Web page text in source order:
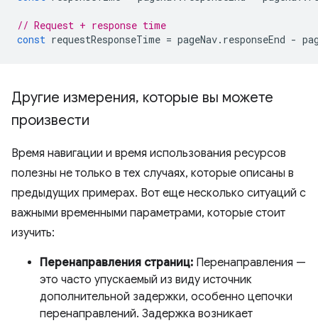
// Request + response time
const requestResponseTime = pageNav. responseEnd -
Другие измерения, которые вы можете
произвести
Время навигации и время использования ресурсов
полезны не только в тех случаях, которые описаны в
предыдущих примерах. Вот еще несколько ситуаций с
важными временными параметрами, которые стоит
изучить:
Перенаправления страниц: Перенаправления —
это часто упускаемый из виду источник
дополнительной задержки, особенно цепочки
перенаправлений. Задержка возникает